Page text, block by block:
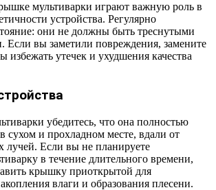
мультиварки играют важную роль в
устройства. Регулярно
они не должны быть треснутыми
вы заметили повреждения, замените
избежать утечек и ухудшения качества
убедитесь, что она полностью
сухом и прохладном месте, вдали от
лучей. Если вы не планируете
в течение длительного времени,
крышку приоткрытой для
влаги и образования плесени.